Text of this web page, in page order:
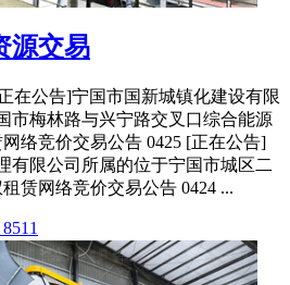
源交易
在公告]宁国市国新城镇化建设有限
市梅林路与兴宁路交叉口综合能源
络竞价交易公告 0425 [正在公告]
有限公司所属的位于宁国市城区二
赁网络竞价交易公告 0424 ...